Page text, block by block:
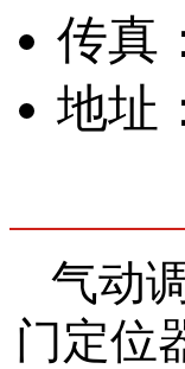
传真
地址
气动
门定位